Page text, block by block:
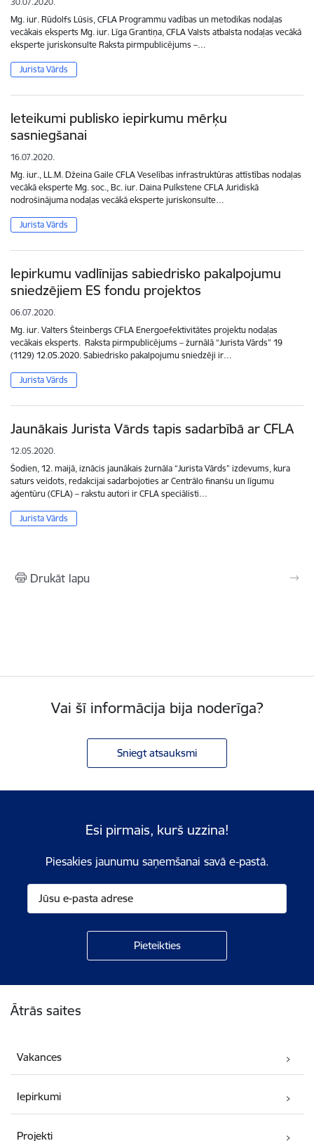
Mg. iur. Rūdolfs Lūsis, CFLA Programmu vadības un metodikas nodaļas
vecākais eksperts Mg. iur. Līga Grantiņa, CFLA Valsts atbalsta nodaļas vecākā
eksperte juriskonsulte Raksta pirmpublicējums –…
Jurista Vārds
Ieteikumi publisko iepirkumu mērķu
sasniegšanai
16.07.2020.
Mg. iur., LL.M. Džeina Gaile CFLA Veselības infrastruktūras attīstības nodaļas
vecākā eksperte Mg. soc., Bc. iur. Daina Pulkstene CFLA Juridiskā
nodrošinājuma nodaļas vecākā eksperte juriskonsulte…
Jurista Vārds
Iepirkumu vadlīnijas sabiedrisko pakalpojumu
sniedzējiem ES fondu projektos
06.07.2020.
Mg. iur. Valters Šteinbergs CFLA Energoefektivitātes projektu nodaļas
vecākais eksperts. Raksta pirmpublicējums – žurnālā “Jurista Vārds” 19
(1129) 12.05.2020. Sabiedrisko pakalpojumu sniedzēji ir…
Jurista Vārds
Jaunākais Jurista Vārds tapis sadarbībā ar CFLA
12.05.2020.
Šodien, 12. maijā, iznācis jaunākais žurnāla “Jurista Vārds” izdevums, kura
saturs veidots, redakcijai sadarbojoties ar Centrālo finanšu un līgumu
aģentūru (CFLA) – rakstu autori ir CFLA speciālisti…
Jurista Vārds
Drukāt lapu
Vai šī informācija bija noderīga?
Sniegt atsauksmi
Esi pirmais, kurš uzzina!
Piesakies jaunumu saņemšanai savā e-pastā.
Ātrās saites
Vakances
Iepirkumi
Projekti